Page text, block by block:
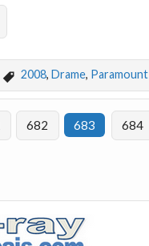
2008, Drame, Paramount
682 683 684